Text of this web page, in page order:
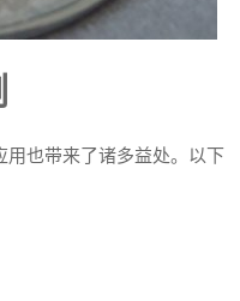
也带来了诸多益处。以下